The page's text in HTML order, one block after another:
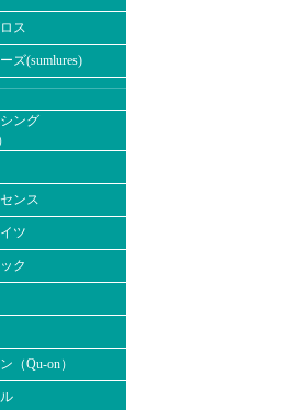
ス
ズ(sumlures)
ング
ンス
ツ
ク
（Qu-on）